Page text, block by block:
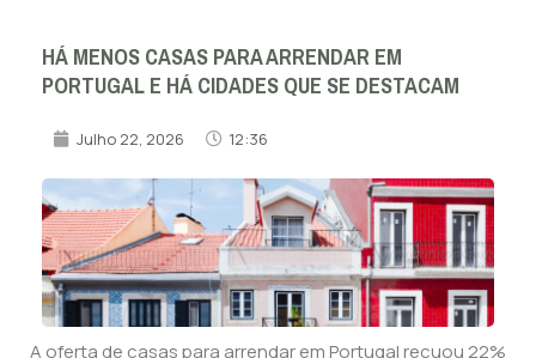
HÁ MENOS CASAS PARA ARRENDAR EM
PORTUGAL E HÁ CIDADES QUE SE DESTACAM
Julho 22, 2026 12:36
A oferta de casas para arrendar em Portugal recuou 22%